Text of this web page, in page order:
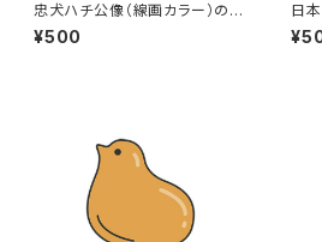
忠犬ハチ公像（線画カラー）のイ
ラスト
¥500
日